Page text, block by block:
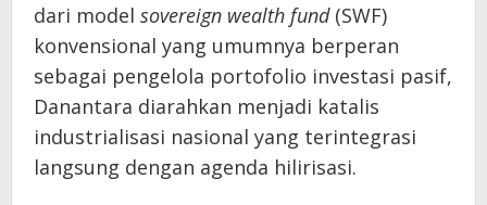
dari model sovereign wealth fund(SWF)
konvensional yang umumnya berperan
sebagai pengelola portofolio investasi pasif,
Danantara diarahkan menjadi katalis
industrialisasi nasional yang terintegrasi
langsung dengan agenda hilirisasi.